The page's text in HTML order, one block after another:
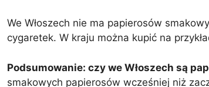
We Włoszech nie ma papierosów
cygaretek. W kraju można kupić na
Podsumowanie: czy we Włoszech są
smakowych papierosów wcześniej niż